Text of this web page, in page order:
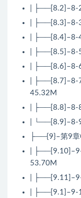
| ├──[8.2]–8-
| ├──[8.3]–8-
| ├──[8.4]–8-
| ├──[8.5]–8-
| ├──[8.6]–8-
| ├──[8.7]–8-
45.32M
| ├──[8.8]–8-
| └──[8.9]–8-
├──{9}–第9章
|
53.70M
|
| ├──[9.1]–9-